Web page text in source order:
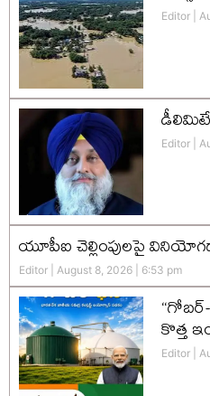
Editor
Editor
యూపీఐ చెల్లింపులపై
Editor August 8, 2026 6:53 pm
కొత్త
Editor